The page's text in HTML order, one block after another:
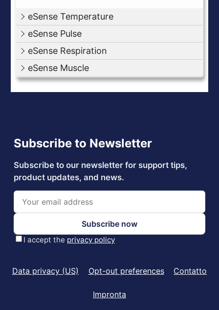
eSense Temperature
eSense Pulse
eSense Respiration
eSense Muscle
Data privacy (US) Opt-out preferences Contatto
Impronta